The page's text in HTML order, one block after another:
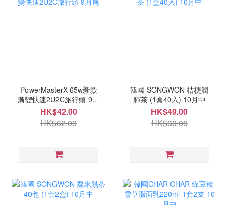
PowerMasterX 65w新款
漸變快速2U2C旅行頭 9月
尾
HK$42.00
HK$62.00
韓國 SONGWON 桔梗潤
肺茶 (1盒40入) 10月中
HK$49.00
HK$60.00